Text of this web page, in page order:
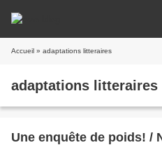
Accueil » adaptations litteraires
adaptations litteraires
Une enquête de poids! / Nicolas Le Floch.